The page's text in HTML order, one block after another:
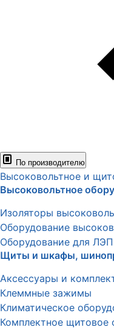
По производителю
Высоковольтное и
Высоковольтное
Изоляторы
Оборудование
Оборудование для ЛЭП
Щиты и шкафы,
Аксессуары и
Клеммные зажимы
Климатическое
Комплектное щитовое